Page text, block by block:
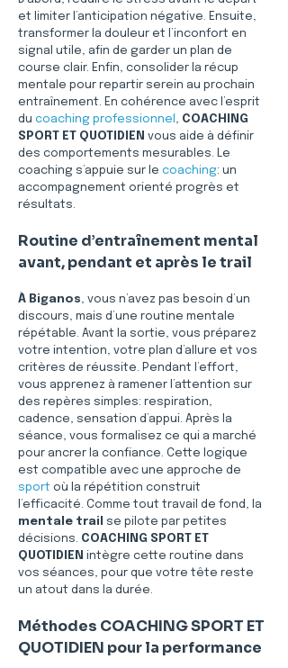
et limiter l’anticipation négative. Ensuite,
transformer la douleur et l’inconfort en
signal utile, afin de garder un plan de
course clair. Enfin, consolider la récup
mentale pour repartir serein au prochain
entraînement. En cohérence avec l’esprit
du coaching professionnel , COACHING
SPORT ET QUOTIDIEN vous aide à définir
des comportements mesurables. Le
coaching s’appuie sur le coaching: un
accompagnement orienté progrès et
résultats.
Routine d’entraînement mental
avant, pendant et après le trail
À Biganos, vous n’avez pas besoin d’un
discours, mais d’une routine mentale
répétable. Avant la sortie, vous préparez
votre intention, votre plan d’allure et vos
critères de réussite. Pendant l’effort,
vous apprenez à ramener l’attention sur
des repères simples: respiration,
cadence, sensation d’appui. Après la
séance, vous formalisez ce qui a marché
pour ancrer la confiance. Cette logique
est compatible avec une approche de
sport où la répétition construit
l’efficacité. Comme tout travail de fond, la
mentale trail
se pilote par petites
décisions. COACHING SPORT ET
QUOTIDIEN intègre cette routine dans
vos séances, pour que votre tête reste
un atout dans la durée.
Méthodes COACHING SPORT ET
QUOTIDIEN pour la performance